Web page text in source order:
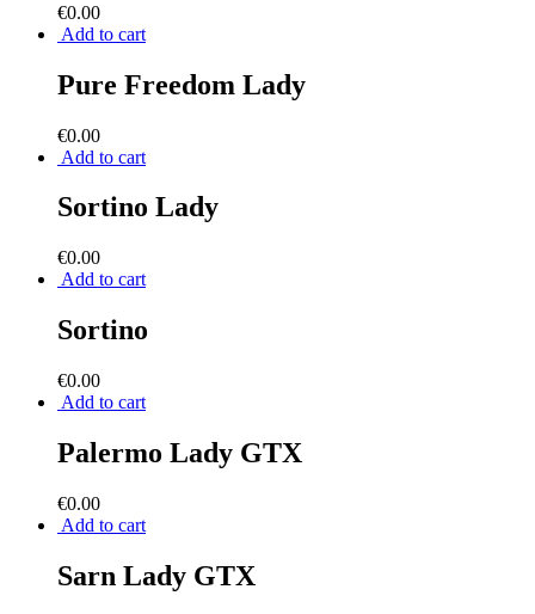
€0.00
Add to cart
Pure Freedom Lady
€0.00
Add to cart
Sortino Lady
€0.00
Add to cart
Sortino
€0.00
Add to cart
Palermo Lady GTX
€0.00
Add to cart
Sarn Lady GTX